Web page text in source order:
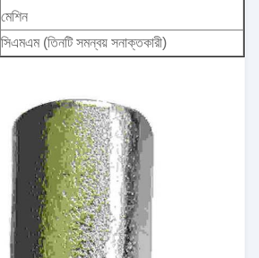
মেশিন
সিএমএম (তিনটি সমন্বয় সনাক্তকারী)